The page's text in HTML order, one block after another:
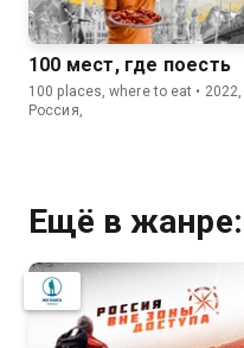
100 мест, где поесть
100 places, where to eat • 2022,
Россия,
Ещё в жанре: